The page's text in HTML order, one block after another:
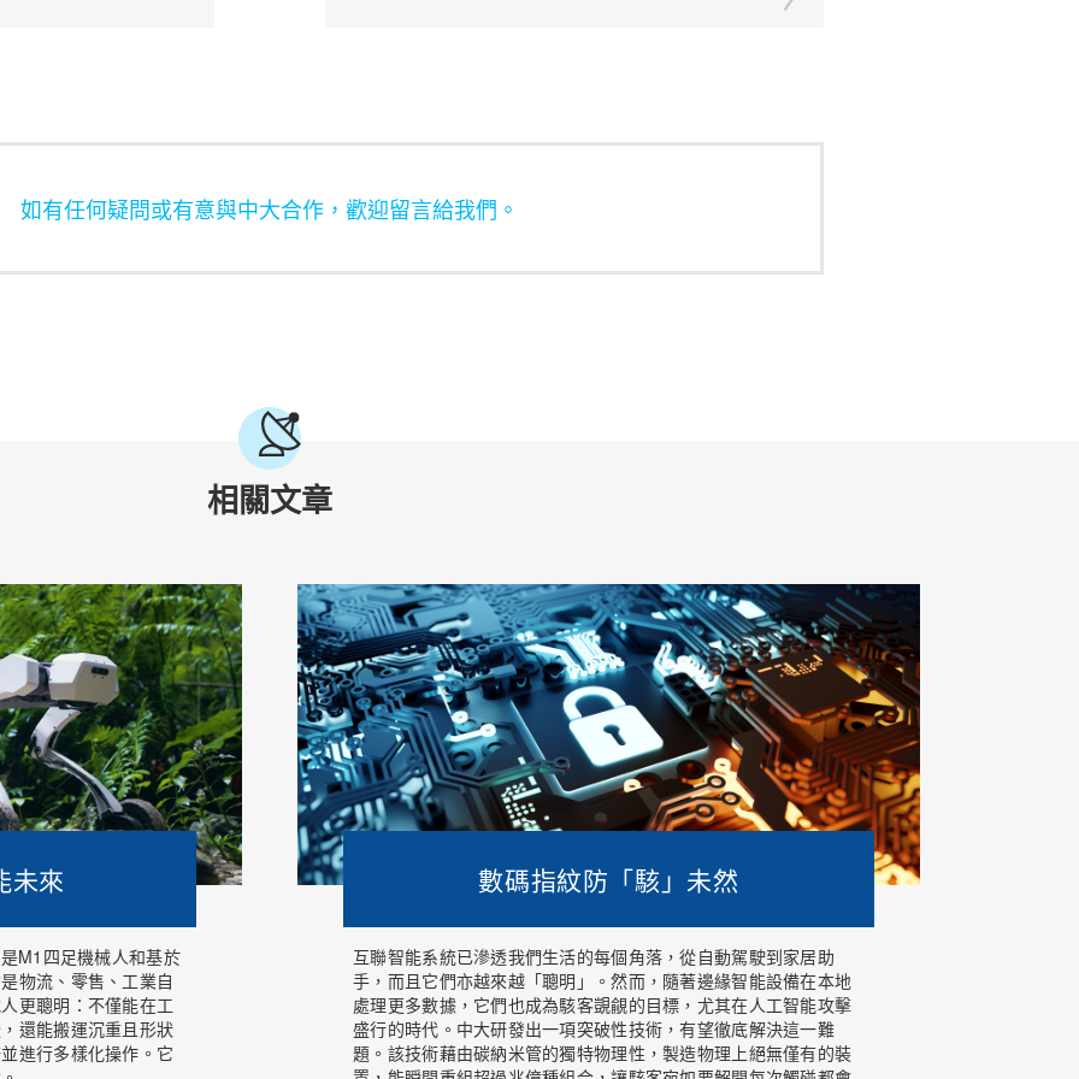
如有任何疑問或有意與中大合作，歡迎留言給我們。
相關文章
未來
M1四足機械人和基於
物流、零售、工業自
更聰明：不僅能在工
還能搬運沉重且形狀
進行多樣化操作。它
數碼指紋防「駭」未然
互聯智能系統已滲透我們生活的每個角落，從自動駕駛到家居助
手，而且它們亦越來越「聰明」。然而，隨著邊緣智能設備在本地
處理更多數據，它們也成為駭客覬覦的目標，尤其在人工智能攻擊
盛行的時代。中大研發出一項突破性技術，有望徹底解決這一難
題。該技術藉由碳納米管的獨特物理性，製造物理上絕無僅有的裝